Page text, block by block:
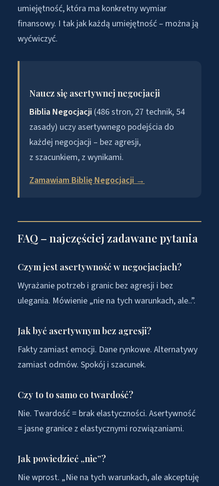
umiejętność, która ma konkretny wymiar
finansowy. I tak jak każdą umiejętność – można ją
wyćwiczyć.
Naucz się asertywnej negocjacji
Biblia Negocjacji (486 stron, 27 technik, 54
zasady) uczy asertywnego podejścia do
każdej negocjacji – bez agresji,
z szacunkiem, z wynikami.
Zamawiam Biblię Negocjacji →
FAQ – najczęściej zadawane pytania
Czym jest asertywność w negocjacjach?
Wyrażanie potrzeb i granic bez agresji i bez
ulegania. Mówienie „nie na tych warunkach, ale..”.
Jak być asertywnym bez agresji?
Fakty zamiast emocji. Dane rynkowe. Alternatywy
zamiast odmów. Spokój i szacunek.
Czy to to samo co twardość?
Nie. Twardość = brak elastyczności. Asertywność
= jasne granice z elastycznymi rozwiązaniami.
Jak powiedzieć „nie”?
Nie wprost. „Nie na tych warunkach, ale akceptuję